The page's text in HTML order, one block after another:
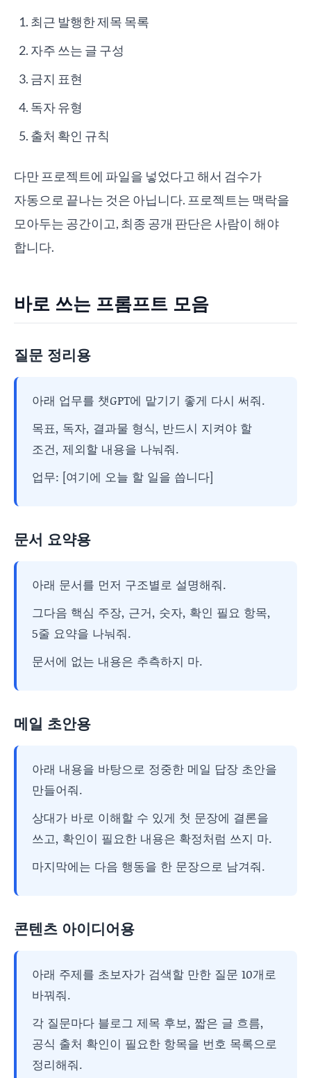
최근 발행한 제목 목록
자주 쓰는 글 구성
금지 표현
독자 유형
출처 확인 규칙
다만 프로젝트에 파일을 넣었다고 해서 검수가
자동으로 끝나는 것은 아닙니다. 프로젝트는 맥락을
모아두는 공간이고, 최종 공개 판단은 사람이 해야
합니다.
바로 쓰는 프롬프트 모음
질문 정리용
아래 업무를 챗GPT에 맡기기 좋게 다시 써줘.
목표, 독자, 결과물 형식, 반드시 지켜야 할
조건, 제외할 내용을 나눠줘.
업무: [여기에 오늘 할 일을 씁니다]
문서 요약용
아래 문서를 먼저 구조별로 설명해줘.
그다음 핵심 주장, 근거, 숫자, 확인 필요 항목,
5줄 요약을 나눠줘.
문서에 없는 내용은 추측하지 마.
메일 초안용
아래 내용을 바탕으로 정중한 메일 답장 초안을
만들어줘.
상대가 바로 이해할 수 있게 첫 문장에 결론을
쓰고, 확인이 필요한 내용은 확정처럼 쓰지 마.
마지막에는 다음 행동을 한 문장으로 남겨줘.
콘텐츠 아이디어용
아래 주제를 초보자가 검색할 만한 질문 10개로
바꿔줘.
각 질문마다 블로그 제목 후보, 짧은 글 흐름,
공식 출처 확인이 필요한 항목을 번호 목록으로
정리해줘.